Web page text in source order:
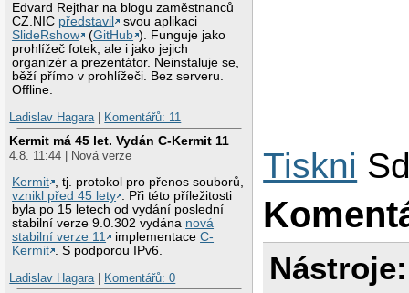
Edvard Rejthar na blogu zaměstnanců
CZ.NIC představil
svou aplikaci
SlideRshow
(GitHub ). Funguje jako
prohlížeč fotek, ale i jako jejich
organizér a prezentátor. Neinstaluje se,
běží přímo v prohlížeči. Bez serveru.
Offline.
Ladislav Hagara | Komentářů: 11
Kermit má 45 let. Vydán C-Kermit 11
4.8. 11:44 | Nová verze
Kermit , tj. protokol pro přenos souborů,
vznikl před 45 lety . Při této příležitosti
byla po 15 letech od vydání poslední
stabilní verze 9.0.302 vydána nová
stabilní verze 11
implementaceC-
Kermit . S podporou IPv6.
Ladislav Hagara | Komentářů: 0
Tiskni
Nástroje: